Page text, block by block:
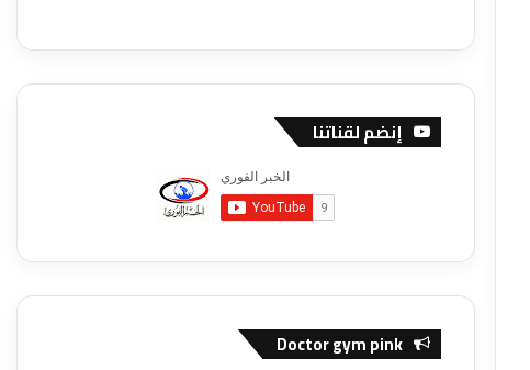
إنضم لقناتنا
Doctor gym pink